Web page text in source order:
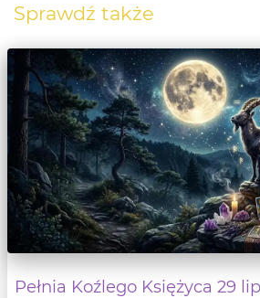
Sprawdź także
Pełnia Koźlego Księżyca 29